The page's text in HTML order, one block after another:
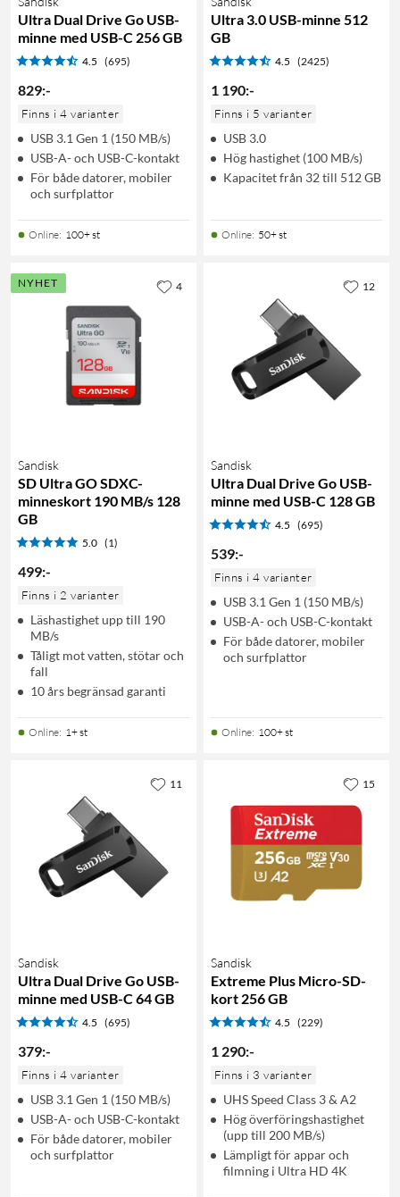
Ultra Dual Drive Go USB-
minne med USB-C 256 GB
4.5 (695)
829:-
Finns i 4 varianter
USB 3.1 Gen 1 (150 MB/s)
USB-A- och USB-C-kontakt
För både datorer, mobiler
och surfplattor
Online: 100+ st
Ultra 3.0 USB-minne 512
GB
4.5 (2425)
1 190:-
Finns i 5 varianter
USB 3.0
Hög hastighet (100 MB/s)
Kapacitet från 32 till 512 GB
Online: 50+ st
NYHET
Sandisk
SD Ultra GO SDXC-
minneskort 190 MB/s 128
GB
5.0 (1)
499:-
Finns i 2 varianter
Läshastighet upp till 190
MB/s
Tåligt mot vatten, stötar och
fall
10 års begränsad garanti
Online: 1+ st
4
Sandisk
Ultra Dual Drive Go USB-
minne med USB-C 128 GB
4.5 (695)
539:-
Finns i 4 varianter
USB 3.1 Gen 1 (150 MB/s)
USB-A- och USB-C-kontakt
För både datorer, mobiler
och surfplattor
Online: 100+ st
12
Sandisk
Ultra Dual Drive Go USB-
minne med USB-C 64 GB
4.5 (695)
379:-
Finns i 4 varianter
USB 3.1 Gen 1 (150 MB/s)
USB-A- och USB-C-kontakt
För både datorer, mobiler
och surfplattor
11
Sandisk
Extreme Plus Micro-SD-
kort 256 GB
4.5 (229)
1 290:-
Finns i 3 varianter
UHS Speed Class 3 & A2
Hög överföringshastighet
(upp till 200 MB/s)
Lämpligt för appar och
filmning i Ultra HD 4K
15